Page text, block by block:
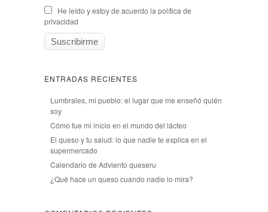
He leído y estoy de acuerdo la política de
privacidad
ENTRADAS RECIENTES
Lumbrales, mi pueblo: el lugar que me enseñó quién
soy
Cómo fue mi inicio en el mundo del lácteo
El queso y tu salud: lo que nadie te explica en el
supermercado
Calendario de Adviento queseru
¿Qué hace un queso cuando nadie lo mira?